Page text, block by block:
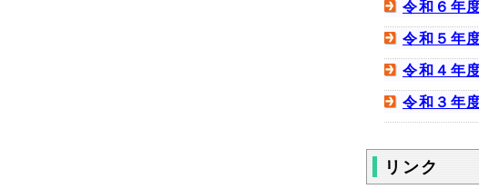
令和６年
令和５年
令和４年
令和３年
リンク